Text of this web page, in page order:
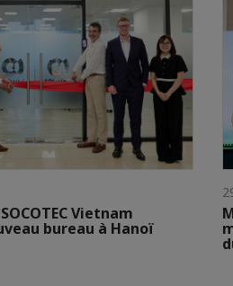
Vietnam
bureau à Hanoï